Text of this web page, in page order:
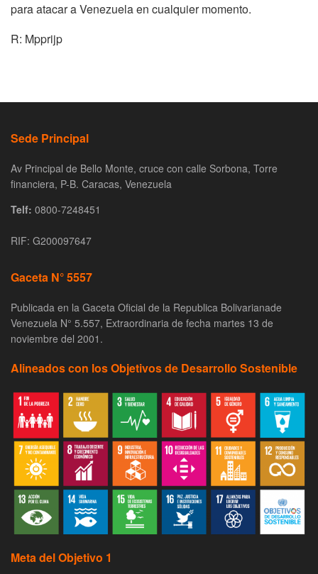
para atacar a Venezuela en cualquier momento.
R: Mpprijp
Sede Principal
Av Principal de Bello Monte, cruce con calle Sorbona, Torre
financiera, P-B. Caracas, Venezuela
Telf: 0800-7248451
RIF: G200097647
Gaceta N° 5557
Publicada en la Gaceta Oficial de la Republica Bolivarianade
Venezuela N° 5.557, Extraordinaria de fecha martes 13 de
noviembre del 2001.
Alineados con los Objetivos de Desarrollo Sostenible
Meta del Objetivo 1